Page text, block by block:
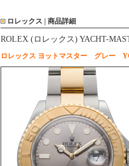
ロレックス | 商品詳細
ROLEX (ロレックス) YACHT-
ロレックス ヨットマスター グレー